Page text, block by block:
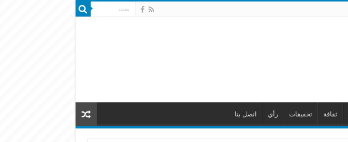
ثقافة تحقيقات رأي اتصل بنا